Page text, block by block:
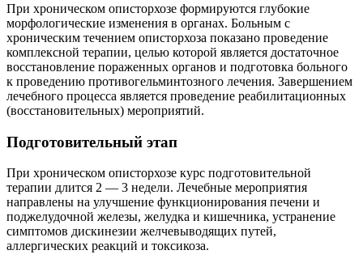
При хроническом описторхозе формируются глубокие
морфологические изменения в органах. Больным с
хроническим течением описторхоза показано проведение
комплексной терапии, целью которой является достаточное
восстановление пораженных органов и подготовка больного
к проведению противогельминтозного лечения. Завершением
лечебного процесса является проведение реабилитационных
(восстановительных) мероприятий.
Подготовительный этап
При хроническом описторхозе курс подготовительной
терапии длится 2 — 3 недели. Лечебные мероприятия
направлены на улучшение функционирования печени и
поджелудочной железы, желудка и кишечника, устранение
симптомов дискинезии желчевыводящих путей,
аллергических реакций и токсикоза.